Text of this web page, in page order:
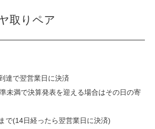
取りペア
達で翌営業日に決済
未満で決算発表を迎える場合はその日の寄
で(14日経ったら翌営業日に決済)